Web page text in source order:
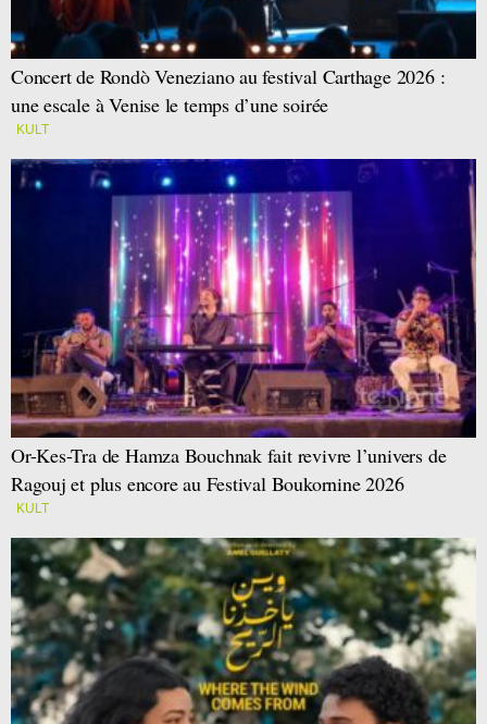
Concert de Rondò Veneziano au festival Carthage 2026 :
une escale à Venise le temps d’une soirée
KULT
Or-Kes-Tra de Hamza Bouchnak fait revivre l’univers de
Ragouj et plus encore au Festival Boukornine 2026
KULT